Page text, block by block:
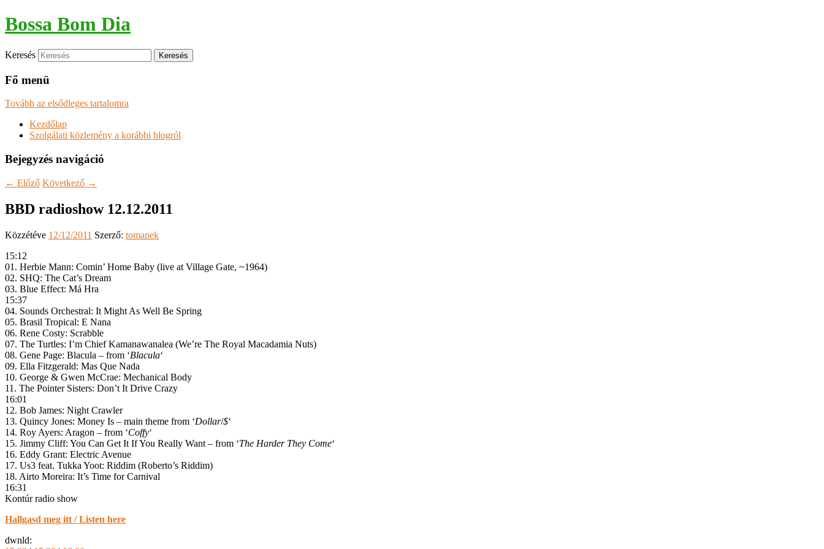
Bossa Bom Dia
Keresés
Fő menü
Tovább az elsődleges tartalomra
Kezdőlap
Szolgálati közlemény a korábbi blogról
Bejegyzés navigáció
← Előző Következő →
BBD radioshow 12.12.2011
Közzétéve 12/12/2011 Szerző: tomanek
15:12
01. Herbie Mann: Comin’ Home Baby (live at Village Gate, ~1964)
02. SHQ: The Cat’s Dream
03. Blue Effect: Má Hra
15:37
04. Sounds Orchestral: It Might As Well Be Spring
05. Brasil Tropical: E Nana
06. Rene Costy: Scrabble
07. The Turtles: I’m Chief Kamanawanalea (We’re The Royal Macadamia Nuts)
08. Gene Page: Blacula – from ‘Blacula‘
09. Ella Fitzgerald: Mas Que Nada
10. George & Gwen McCrae: Mechanical Body
11. The Pointer Sisters: Don’t It Drive Crazy
16:01
12. Bob James: Night Crawler
13. Quincy Jones: Money Is – main theme from ‘Dollar/$‘
14. Roy Ayers: Aragon – from ‘Coffy‘
15. Jimmy Cliff: You Can Get It If You Really Want – from ‘The Harder They Come‘
16. Eddy Grant: Electric Avenue
17. Us3 feat. Tukka Yoot: Riddim (Roberto’s Riddim)
18. Airto Moreira: It’s Time for Carnival
16:31
Kontúr radio show
Hallgasd meg itt / Listen here
dwnld: